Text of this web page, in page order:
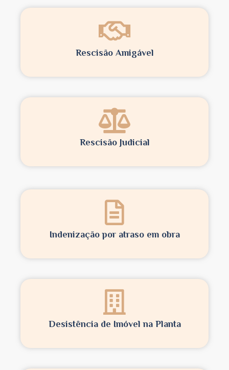
Rescisão Amigável
Rescisão Judicial
Indenização por atraso em obra
Desistência de Imóvel na Planta